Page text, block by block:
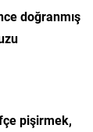
doğranmış
pişirmek,